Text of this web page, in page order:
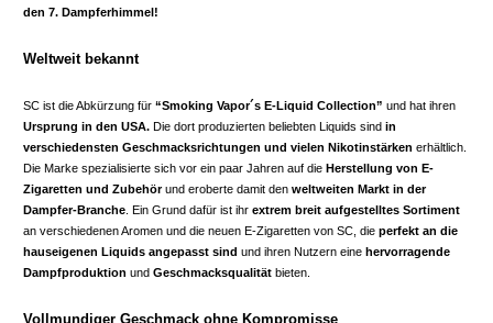
den 7. Dampferhimmel!
Weltweit bekannt
SC ist die Abkürzung für “Smoking Vapor´s E-Liquid Collection” und hat ihren
Ursprung in den USA. Die dort produzierten beliebten Liquids sind in
verschiedensten Geschmacksrichtungen und vielen Nikotinstärken erhältlich.
Die Marke spezialisierte sich vor ein paar Jahren auf die Herstellung von E-
Zigaretten und Zubehörund eroberte damit den weltweiten Markt in der
Dampfer-Branche . Ein Grund dafür ist ihr extrem breit aufgestelltes Sortiment
an verschiedenen Aromen und die neuen E-Zigaretten von SC, die perfekt an die
hauseigenen Liquids angepasst sind und ihren Nutzern eine hervorragende
Dampfproduktion und Geschmacksqualität bieten.
Vollmundiger Geschmack ohne Kompromisse